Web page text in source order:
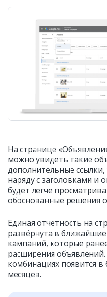
На странице
можно увидеть такие
дополнительные
наряду с заголовками и
будет легче
обоснованные решения
Единая отчётность на
развёрнута в
кампаний, которые
расширения
комбинациях появится
месяцев.